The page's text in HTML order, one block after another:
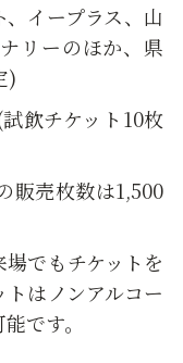
、イープラス、山
リーのほか、県
)
飲チケット10枚
販売枚数は1,500
でもチケットを
はノンアルコー
です。